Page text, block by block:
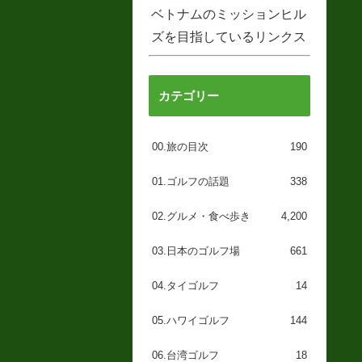
ベトナムのミッションヒル
ズを目指しているリンクス
の第１コース
カテゴリー
00.旅の目次 190
01.ゴルフの話題 338
02.グルメ・食べ歩き 4,200
03.日本のゴルフ場 661
04.タイゴルフ 14
05.ハワイゴルフ 144
06.台湾ゴルフ 18